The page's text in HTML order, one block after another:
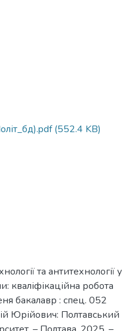
(552.4 KB)
та антитехнології у
кваліфікаційна робота
бакалавр : спец. 052
Юрійович: Полтавський